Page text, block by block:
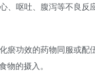
、呕吐、腹泻等不良
瘀功效的药物同服或
的摄入。